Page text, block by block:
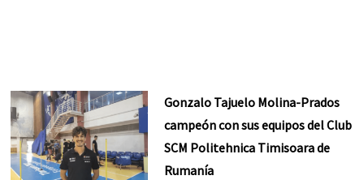
Gonzalo Tajuelo Molina-Prados
campeón con sus equipos del Club
SCM Politehnica Timisoara de
Rumanía